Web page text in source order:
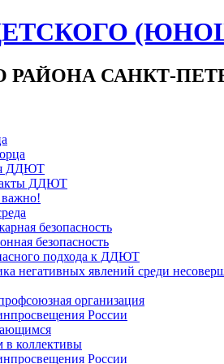
РАЙОНА САНКТ-
ДДЮТ
акты ДДЮТ
безопасность
безопасность
подхода к ДДЮТ
негативных явлений среди
организация
России
в коллективы
России